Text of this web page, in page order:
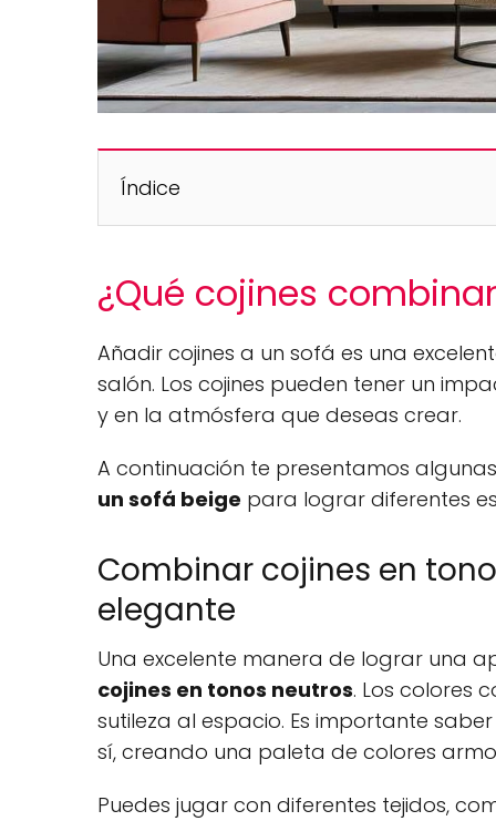
Índice
¿Qué cojines
Añadir cojines a un sofá es una
salón. Los cojines pueden tener un
y en la atmósfera que deseas crear.
A continuación te presentamos
un sofá beige para lograr diferentes
Combinar cojines en
elegante
Una excelente manera de lograr una
cojines en tonos neutros. Los colores
sutileza al espacio. Es importante
sí, creando una paleta de colores
Puedes jugar con diferentes tejidos,